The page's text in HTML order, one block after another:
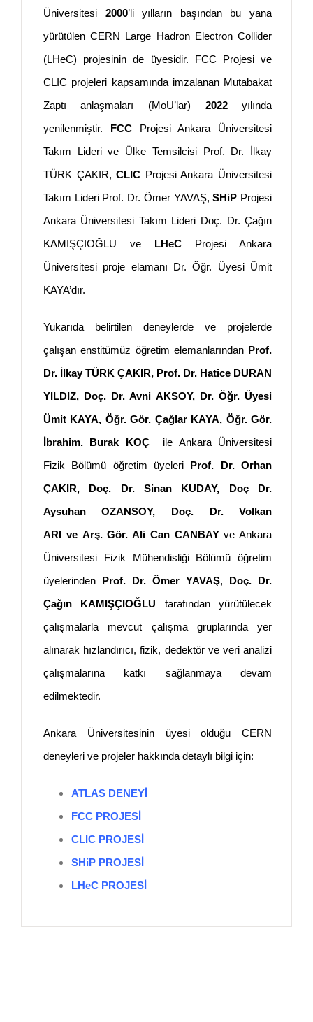
Üniversitesi 2000’li yılların başından bu yana
yürütülen CERN Large Hadron Electron Collider
(LHeC) projesinin de üyesidir. FCC Projesi ve
CLIC projeleri kapsamında imzalanan Mutabakat
Zaptı anlaşmaları (MoU’lar) 2022yılında
yenilenmiştir. FCCProjesi Ankara Üniversitesi
Takım Lideri ve Ülke Temsilcisi Prof. Dr. İlkay
TÜRK ÇAKIR,CLIC Projesi Ankara Üniversitesi
Takım Lideri Prof. Dr. Ömer YAVAŞ,SHiP Projesi
Ankara Üniversitesi Takım Lideri Doç. Dr. Çağın
KAMIŞÇIOĞLU ve LHeC Projesi Ankara
Üniversitesi proje elamanı Dr. Öğr. Üyesi Ümit
KAYA’dır.
Yukarıda belirtilen deneylerde ve projelerde
çalışan enstitümüz öğretim elemanlarından Prof.
Dr. İlkay TÜRK ÇAKIR, Prof. Dr. Hatice DURAN
YILDIZ, Doç. Dr. Avni AKSOY, Dr. Öğr. Üyesi
Ümit KAYA, Öğr. Gör. Çağlar KAYA, Öğr. Gör.
İbrahim. Burak KOÇ
ile Ankara Üniversitesi
Fizik Bölümü öğretim üyeleri Prof. Dr. Orhan
ÇAKIR, Doç. Dr. Sinan KUDAY, Doç Dr.
Aysuhan OZANSOY, Doç. Dr. Volkan
ARI veArş. Gör. Ali Can CANBAYve Ankara
Üniversitesi Fizik Mühendisliği Bölümü öğretim
üyelerinden Prof. Dr. Ömer YAVAŞ, Doç. Dr.
Çağın KAMIŞÇIOĞLU tarafından yürütülecek
çalışmalarla mevcut çalışma gruplarında yer
alınarak hızlandırıcı, fizik, dedektör ve veri analizi
çalışmalarına katkı sağlanmaya devam
edilmektedir.
Ankara Üniversitesinin üyesi olduğu CERN
deneyleri ve projeler hakkında detaylı bilgi için:
ATLAS DENEYİ
FCC PROJESİ
CLIC PROJESİ
SHiP PROJESİ
LHeC PROJESİ